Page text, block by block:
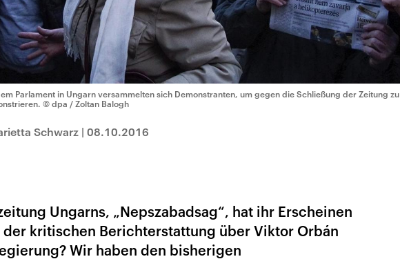
Parlament in Ungarn versammelten sich Demonstranten, um gegen die Schließung der Zeitung zu
© dpa / Zoltan Balogh
Schwarz | 08.10.2016
Ungarns, „Nepszabadsag“, hat ihr Erscheinen
kritischen Berichterstattung über Viktor Orbán
Wir haben den bisherigen